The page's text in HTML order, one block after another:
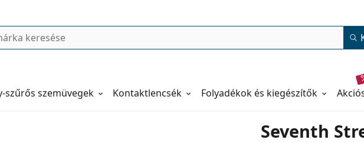
Kontaktlencsék
szűrős szemüvegek Folyadékok és kiegészítők
Seventh